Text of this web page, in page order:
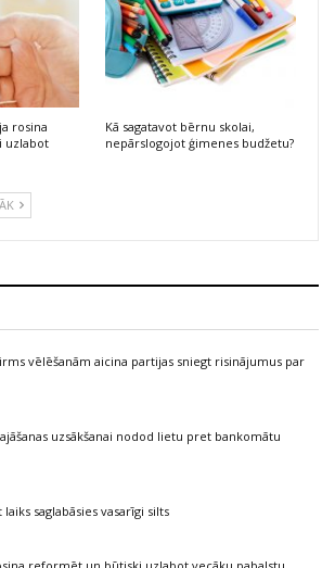
rosina
uzlabot
Kā sagatavot bērnu skolai,
nepārslogojot ģimenes budžetu?
vēlēšanām aicina partijas sniegt risinājumus par
uzsākšanai nodod lietu pret bankomātu
saglabāsies vasarīgi silts